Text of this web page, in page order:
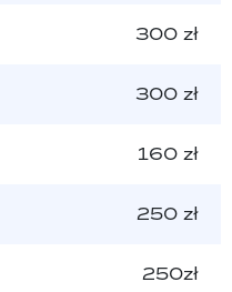
300 zł
300 zł
160 zł
250 zł
250zł